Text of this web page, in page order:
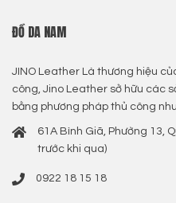
ĐỒ DA NAM
JINO Leather Là thương hiệu
công, Jino Leather sở hữu các
bằng phương pháp thủ công
61A Bình Giã, Phường 13,
trước khi qua)
0922 18 15 18